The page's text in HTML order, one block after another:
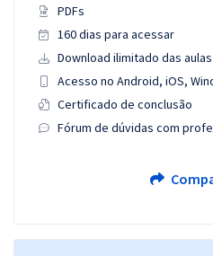
PDFs
160 dias para acessar
Download ilimitado das aulas
Acesso no Android, iOS,
Certificado de conclusão
Fórum de dúvidas com